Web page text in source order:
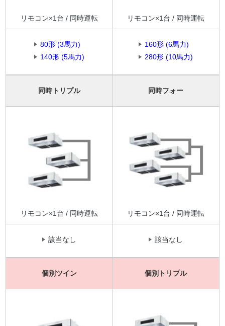
リモコン×1台 / 同時運転
80形 (3馬力)
140形 (5馬力)
リモコン×1台 / 同時運転
160形 (6馬力)
280形 (10馬力)
同時トリプル
リモコン×1台 / 同時運転
該当なし
同時フォー
リモコン×1台 / 同時運転
該当なし
個別ツイン 個別トリプル